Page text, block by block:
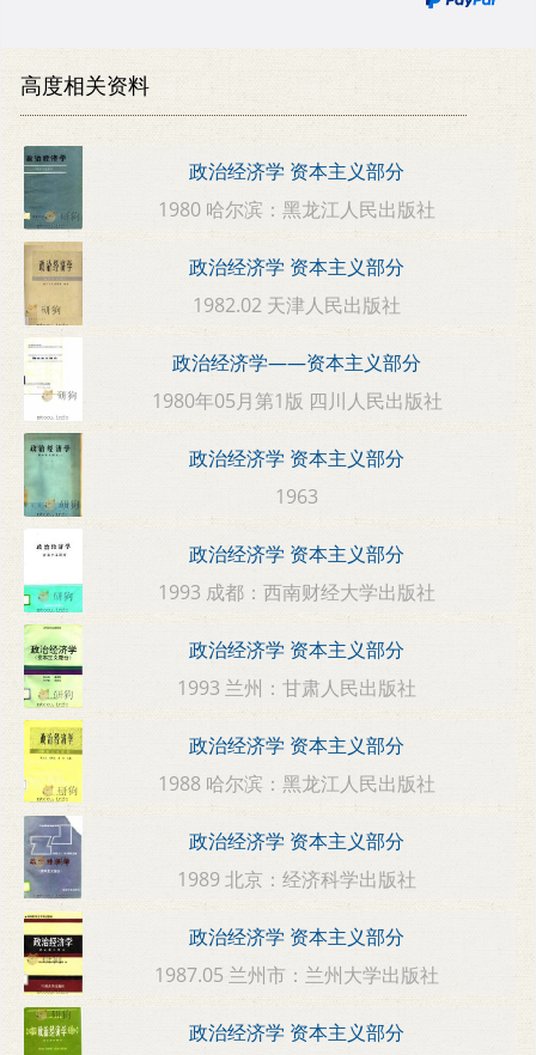
高度相关资料
政治经济学 资本主义部分
1980 哈尔滨：黑龙江人民出版社
政治经济学 资本主义部分
1982.02 天津人民出版社
政治经济学——资本主义部分
1980年05月第1版 四川人民出版社
政治经济学 资本主义部分
1963
政治经济学 资本主义部分
1993 成都：西南财经大学出版社
政治经济学 资本主义部分
1993 兰州：甘肃人民出版社
政治经济学 资本主义部分
1988 哈尔滨：黑龙江人民出版社
政治经济学 资本主义部分
1989 北京：经济科学出版社
政治经济学 资本主义部分
1987.05 兰州市：兰州大学出版社
政治经济学 资本主义部分